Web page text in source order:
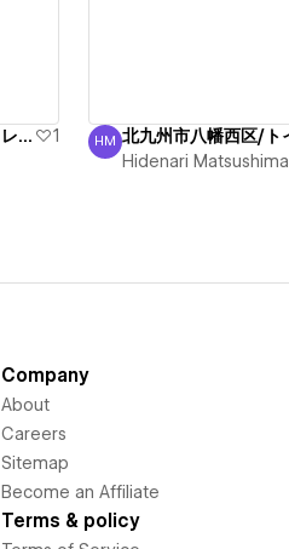
北九州市八幡東区 トイレクリーニング 掃除代行 トイレ 臭い
1
Hidenari Matsushima
HM
Hidenari Matsushima
Company
About
Careers
Sitemap
Become an Affiliate
Terms & policy